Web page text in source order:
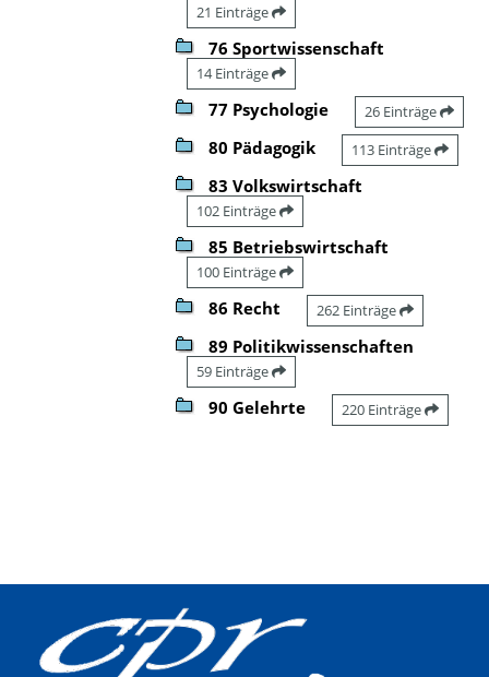
21 Einträge
76 Sportwissenschaft
14 Einträge
77 Psychologie 26 Einträge
80 Pädagogik 113 Einträge
83 Volkswirtschaft
102 Einträge
85 Betriebswirtschaft
100 Einträge
86 Recht 262 Einträge
89 Politikwissenschaften
59 Einträge
90 Gelehrte 220 Einträge